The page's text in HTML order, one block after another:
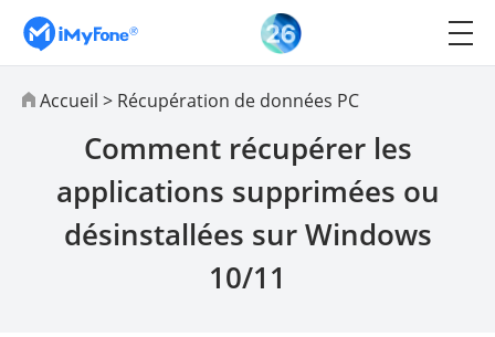
Accueil > Récupération de données PC
Comment récupérer les
applications supprimées ou
désinstallées sur Windows
10/11